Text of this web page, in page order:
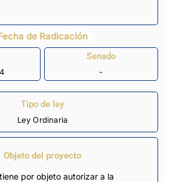
de Radicación
Senado
-
Tipo de ley
Ley Ordinaria
Objeto del proyecto
por objeto autorizar a la